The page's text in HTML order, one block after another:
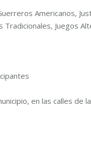
Americanos,
Tradicionales, Juegos
en las calles de